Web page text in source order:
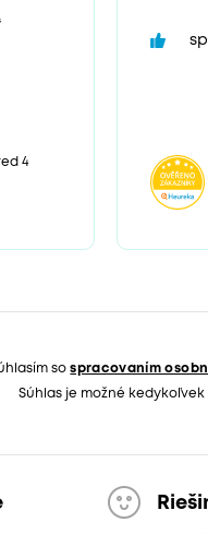
4
sospracovaním
Súhlas je možné